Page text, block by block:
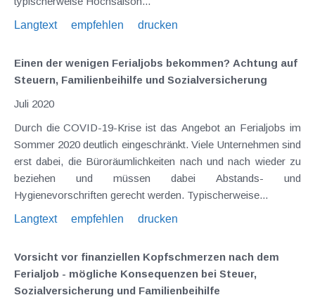
Langtext
empfehlen drucken
Einen der wenigen Ferialjobs bekommen? Achtung auf
Steuern, Familienbeihilfe und Sozialversicherung
Juli 2020
Durch die COVID-19-Krise ist das Angebot an Ferialjobs im
Sommer 2020 deutlich eingeschränkt. Viele Unternehmen sind
erst dabei, die Büroräumlichkeiten nach und nach wieder zu
beziehen und müssen dabei Abstands- und
Hygienevorschriften gerecht werden. Typischerweise...
Langtext
empfehlen drucken
Vorsicht vor finanziellen Kopfschmerzen nach dem
Ferialjob - mögliche Konsequenzen bei Steuer,
Sozialversicherung und Familienbeihilfe